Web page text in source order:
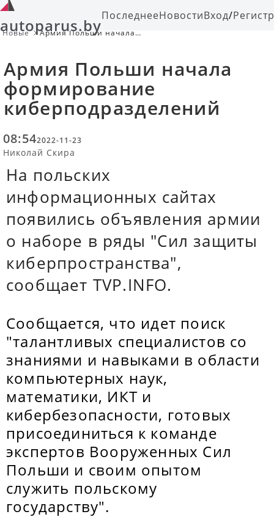
autoparus.byПоследнееНовостиВход/
Новые
Армия Польши начала
Армия Польши начала
формирование
киберподразделений
08:542022-11-23
Николай Скира
На польских
информационных сайтах
появились объявления армии
о наборе в ряды "Сил защиты
киберпространства",
сообщает TVP.INFO.
Сообщается, что идет поиск
"талантливых специалистов со
знаниями и навыками в области
компьютерных наук,
математики, ИКТ и
кибербезопасности, готовых
присоединиться к команде
экспертов Вооруженных Сил
Польши и своим опытом
служить польскому
государству".